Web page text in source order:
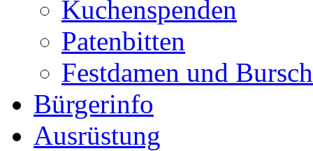
Kuchenspenden
Patenbitten
Festdamen und
Bürgerinfo
Ausrüstung